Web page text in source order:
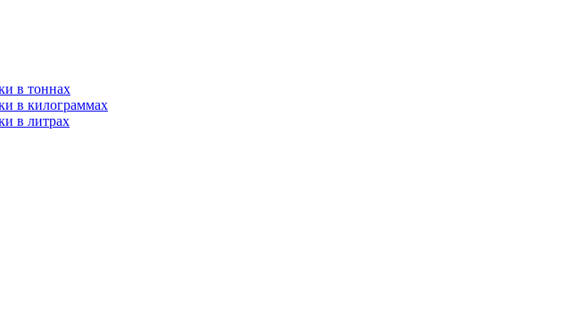
в тоннах
в килограммах
в литрах